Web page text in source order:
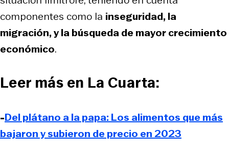
componentes como la inseguridad, la
migración, y la búsqueda de mayor crecimiento
económico.
Leer más en La Cuarta:
-Del plátano a la papa: Los alimentos que más
bajaron y subieron de precio en 2023